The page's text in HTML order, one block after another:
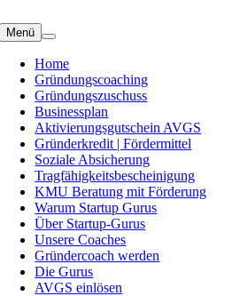
Inhalt
springen
Menü
Home
Gründungscoaching
Gründungszuschuss
Businessplan
Aktivierungsgutschein AVGS
Gründerkredit | Fördermittel
Soziale Absicherung
Tragfähigkeitsbescheinigung
KMU Beratung mit Förderung
Warum Startup Gurus
Über Startup-Gurus
Unsere Coaches
Gründercoach werden
Die Gurus
AVGS einlösen